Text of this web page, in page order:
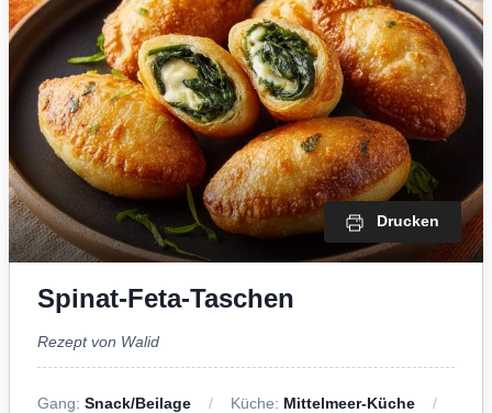
Drucken
Spinat-Feta-Taschen
Rezept von Walid
Gang: Snack/Beilage Küche: Mittelmeer-Küche